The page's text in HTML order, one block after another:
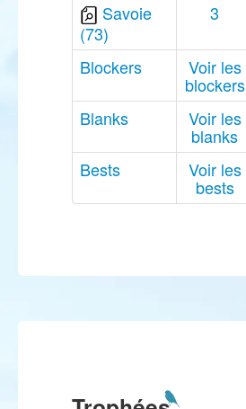
Savoie
(73)
3
Blockers Voir les
blockers
Blanks Voir les
blanks
Bests
Voir les
bests